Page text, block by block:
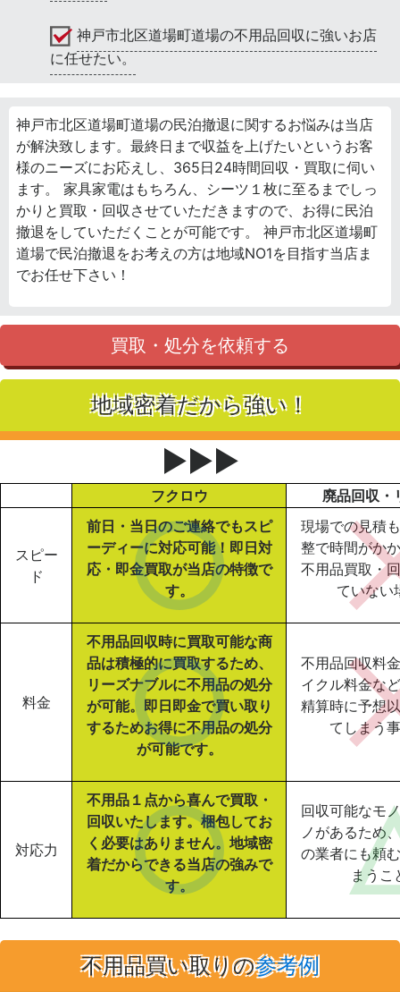
神戸市北区道場町道場の不用品回収に強いお店
に任せたい。
神戸市北区道場町道場の民泊撤退に関するお悩みは当店
が解決致します。最終日まで収益を上げたいというお客
様のニーズにお応えし、365日24時間回収・買取に伺い
ます。 家具家電はもちろん、シーツ１枚に至るまでしっ
かりと買取・回収させていただきますので、お得に民泊
撤退をしていただくことが可能です。 神戸市北区道場町
道場で民泊撤退をお考えの方は地域NO1を目指す当店ま
でお任せ下さい！
買取・処分を依頼する
地域密着だから強い！
▶▶▶
フクロウ 廃品回収・
スピー
ド
前日・当日のご連絡でもスピ
ーディーに対応可能！即日対
応・即金買取が当店の特徴で
す。
現場での見積
整で時間がか
不用品買取・
ていない
料金
不用品回収時に買取可能な商
品は積極的に買取するため、
リーズナブルに不用品の処分
が可能。即日即金で買い取り
するためお得に不用品の処分
が可能です。
不用品回収料
イクル料金な
精算時に予想
てしまう
対応力
不用品１点から喜んで買取・
回収いたします。梱包してお
く必要はありません。地域密
着だからできる当店の強みで
す。
回収可能なモ
ノがあるため
の業者にも頼
まうこ
不用品買い取りの参考例